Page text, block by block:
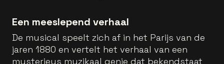
Een meeslepend verhaal
De musical speelt zich af in het Parijs van de
jaren 1880 en vertelt het verhaal van een
mysterieus muzikaal genie dat bekendstaat